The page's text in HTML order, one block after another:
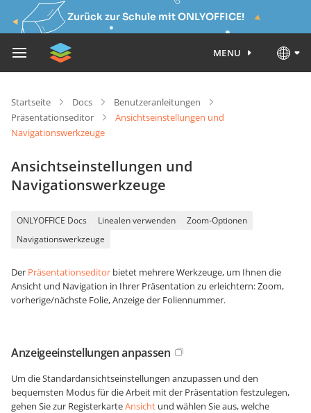
Zurück zur Schule mit ONLYOFFICE!
MENU
Startseite Docs
Benutzeranleitungen
Präsentationseditor
Ansichtseinstellungen und
Navigationswerkzeuge
Ansichtseinstellungen und
Navigationswerkzeuge
ONLYOFFICE Docs Linealen verwenden
Zoom-Optionen
Navigationswerkzeuge
Der Präsentationseditor bietet mehrere Werkzeuge, um Ihnen die
Ansicht und Navigation in Ihrer Präsentation zu erleichtern: Zoom,
vorherige/nächste Folie, Anzeige der Foliennummer.
Anzeigeeinstellungen anpassen
Um die Standardansichtseinstellungen anzupassen und den
bequemsten Modus für die Arbeit mit der Präsentation festzulegen,
gehen Sie zur RegisterkarteAnsicht und wählen Sie aus, welche